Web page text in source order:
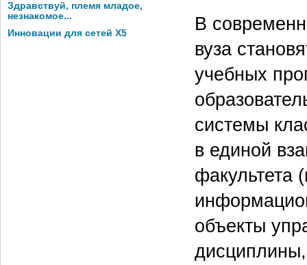
Здравствуй, племя младое,
незнакомое...
Инновации для сетей X5
В
вуза
учебных
системы
в единой
факультета
объекты